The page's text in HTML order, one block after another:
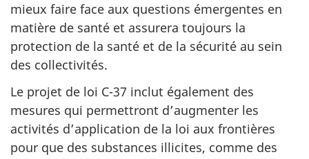
mieux faire face aux questions émergentes en
matière de santé et assurera toujours la
protection de la santé et de la sécurité au sein
des collectivités.
Le projet de loi C-37 inclut également des
mesures qui permettront d’augmenter les
activités d’application de la loi aux frontières
pour que des substances illicites, comme des